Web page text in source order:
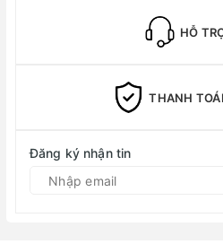
HỖ
THANH
Đăng ký nhận tin